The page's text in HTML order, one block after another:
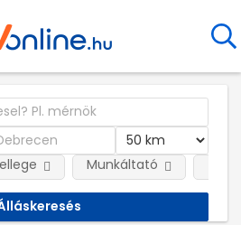
Munkáltató